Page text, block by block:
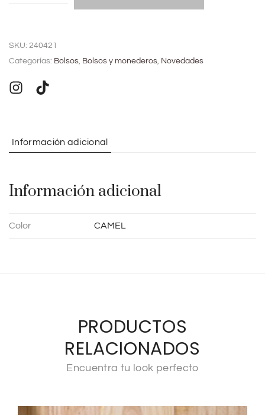
t
r
i
e
SKU: 240421
Categorías: Bolsos, Bolsos y monederos, Novedades
Información adicional
Información adicional
Color CAMEL
PRODUCTOS
RELACIONADOS
Encuentra tu look perfecto